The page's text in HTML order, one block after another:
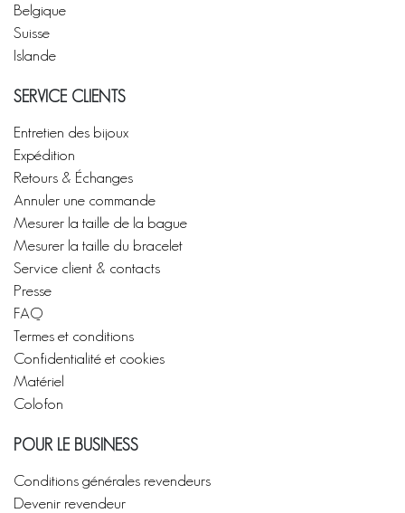
Belgique
Suisse
Islande
SERVICE CLIENTS
Entretien des bijoux
Expédition
Retours & Échanges
Annuler une commande
Mesurer la taille de la bague
Mesurer la taille du bracelet
Service client & contacts
Presse
FAQ
Termes et conditions
Confidentialité et cookies
Matériel
Colofon
POUR LE BUSINESS
Conditions générales revendeurs
Devenir revendeur